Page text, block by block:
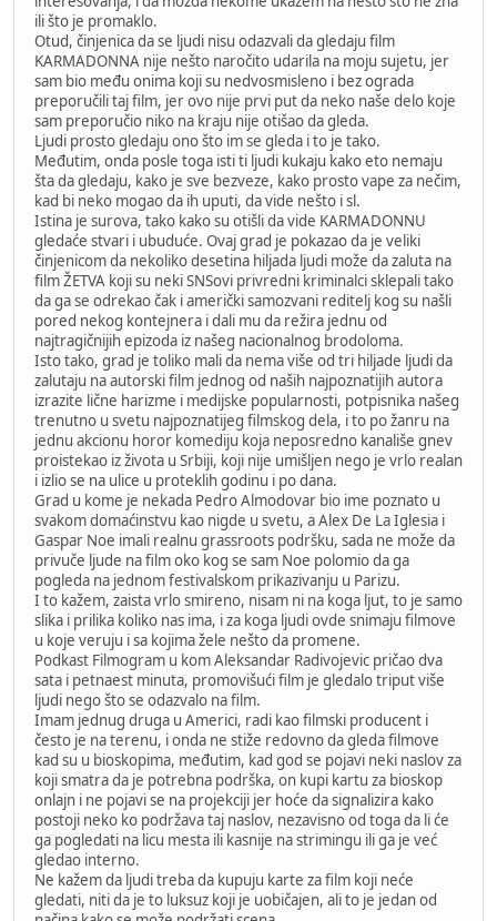
ili što je promaklo.
Otud, činjenica da se ljudi nisu odazvali da gledaju film
KARMADONNA nije nešto naročito udarila na moju sujetu, jer
sam bio među onima koji su nedvosmisleno i bez ograda
preporučili taj film, jer ovo nije prvi put da neko naše delo koje
sam preporučio niko na kraju nije otišao da gleda.
Ljudi prosto gledaju ono što im se gleda i to je tako.
Međutim, onda posle toga isti ti ljudi kukaju kako eto nemaju
šta da gledaju, kako je sve bezveze, kako prosto vape za nečim,
kad bi neko mogao da ih uputi, da vide nešto i sl.
Istina je surova, tako kako su otišli da vide KARMADONNU
gledaće stvari i ubuduće. Ovaj grad je pokazao da je veliki
činjenicom da nekoliko desetina hiljada ljudi može da zaluta na
film ŽETVA koji su neki SNSovi privredni kriminalci sklepali tako
da ga se odrekao čak i američki samozvani reditelj kog su našli
pored nekog kontejnera i dali mu da režira jednu od
najtragičnijih epizoda iz našeg nacionalnog brodoloma.
Isto tako, grad je toliko mali da nema više od tri hiljade ljudi da
zalutaju na autorski film jednog od naših najpoznatijih autora
izrazite lične harizme i medijske popularnosti, potpisnika našeg
trenutno u svetu najpoznatijeg filmskog dela, i to po žanru na
jednu akcionu horor komediju koja neposredno kanališe gnev
proistekao iz života u Srbiji, koji nije umišljen nego je vrlo realan
i izlio se na ulice u proteklih godinu i po dana.
Grad u kome je nekada Pedro Almodovar bio ime poznato u
svakom domaćinstvu kao nigde u svetu, a Alex De La Iglesia i
Gaspar Noe imali realnu grassroots podršku, sada ne može da
privuče ljude na film oko kog se sam Noe polomio da ga
pogleda na jednom festivalskom prikazivanju u Parizu.
I to kažem, zaista vrlo smireno, nisam ni na koga ljut, to je samo
slika i prilika koliko nas ima, i za koga ljudi ovde snimaju filmove
u koje veruju i sa kojima žele nešto da promene.
Podkast Filmogram u kom Aleksandar Radivojevic pričao dva
sata i petnaest minuta, promovišući film je gledalo triput više
ljudi nego što se odazvalo na film.
Imam jednug druga u Americi, radi kao filmski producent i
često je na terenu, i onda ne stiže redovno da gleda filmove
kad su u bioskopima, međutim, kad god se pojavi neki naslov za
koji smatra da je potrebna podrška, on kupi kartu za bioskop
onlajn i ne pojavi se na projekciji jer hoće da signalizira kako
postoji neko ko podržava taj naslov, nezavisno od toga da li će
ga pogledati na licu mesta ili kasnije na strimingu ili ga je već
gledao interno.
Ne kažem da ljudi treba da kupuju karte za film koji neće
gledati, niti da je to luksuz koji je uobičajen, ali to je jedan od